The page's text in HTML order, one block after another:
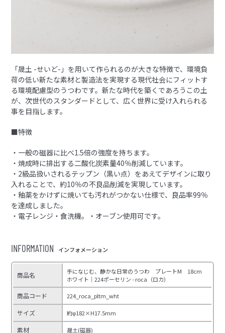
「晟土 -せいど-」を用いて作られるのが大きな特徴で、環境負
荷の低い新たな素材と製造法を実現する現代社会にフィットす
る環境配慮型のうつわです。新たな時代を築くであろうこの土
が、次世代のスタンダードとして、広く世界に受け入れられる
事を目指します。
■特徴
・一般の磁器に比べ1.5倍の強度を持ちます。
・焼成時に排出する二酸化炭素量40％削減しています。
・2級品扱いされるテップン（黒い点）をあえてデザインに取り
入れることで、約10％の不良品削減を実現しています。
・釉薬をかけずに焼いても汚れがつかない仕様で、良品率99％
を達成しました。
・電子レンジ・食洗機。・オーブン使用可です。
INFORMATION インフォメーション
商品名
手になじむ、静かな日常のうつわ プレートM 18cm
ホワイト｜224ポーセリン - roca（ロカ）
商品コード 224_roca_pltm_wht
サイズ 約φ182×H17.5mm
素材 晟土(磁器)